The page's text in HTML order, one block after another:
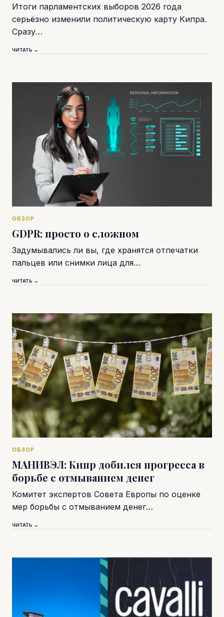
Итоги парламентских выборов 2026 года
серьёзно изменили политическую карту Кипра.
Сразу…
ЧИТАТЬ →
ОБЗОР
GDPR: просто о сложном
Задумывались ли вы, где хранятся отпечатки
пальцев или снимки лица для…
ЧИТАТЬ →
ОБЗОР
МАНИВЭЛ: Кипр добился прогресса в
борьбе с отмыванием денег
Комитет экспертов Совета Европы по оценке
мер борьбы с отмыванием денег…
ЧИТАТЬ →